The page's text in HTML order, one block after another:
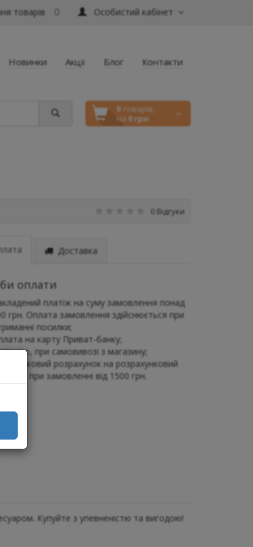
Особистий кабінет
товарів 0
Новинки Акції Блог Контакти
0товарів,
на 0 грн
0 Відгуки
Доставка
оплати
платіж на суму замовлення понад
грн. Оплата замовлення здійснюється при
посилки;
на карту Приват-банку;
при самовивозі з магазину;
розрахунок на розрахунковий
при замовленні від 1500 грн.
Купуйте з упевненістю та вигодою!